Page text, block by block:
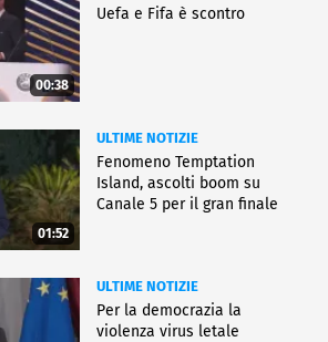
00:38
Uefa e Fifa è scontro
01:52
ULTIME NOTIZIE
Fenomeno Temptation
Island, ascolti boom su
Canale 5 per il gran finale
ULTIME NOTIZIE
Per la democrazia la
violenza virus letale